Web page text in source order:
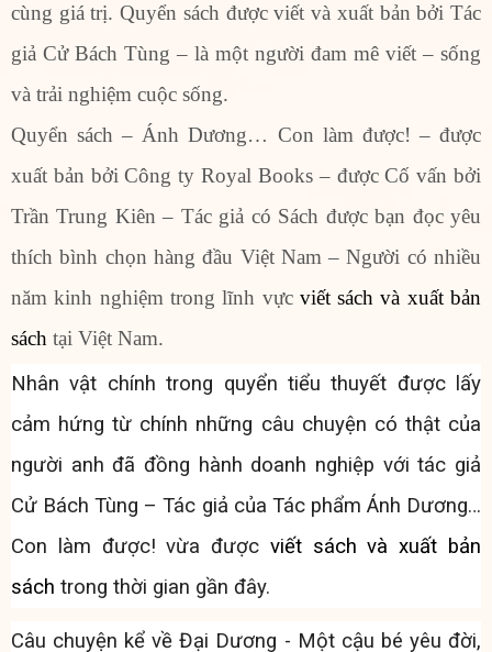
cùng giá trị. Quyển sách được viết và xuất bản bởi Tác
giả Cử Bách Tùng – là một người đam mê viết – sống
và trải nghiệm cuộc sống.
Quyển sách – Ánh Dương… Con làm được! – được
xuất bản bởi Công ty Royal Books – được Cố vấn bởi
Trần Trung Kiên – Tác giả có Sách được bạn đọc yêu
thích bình chọn hàng đầu Việt Nam – Người có nhiều
năm kinh nghiệm trong lĩnh vực viết sách và xuất bản
sách tại Việt Nam.
Nhân vật chính trong quyển tiểu thuyết được lấy
cảm hứng từ chính những câu chuyện có thật của
người anh đã đồng hành doanh nghiệp với tác giả
Cử Bách Tùng – Tác giả của Tác phẩm Ánh Dương…
Con làm được! vừa được viết sách và xuất bản
sách trong thời gian gần đây.
Câu chuyện kể về Đại Dương - Một cậu bé yêu đời,